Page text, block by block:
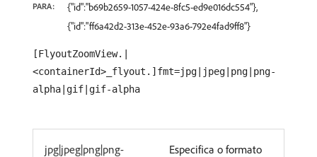
PARA:
{"id":"b69b2659-1057-424e-8fc5-ed9e016dc554"},
{"id":"ff6a42d2-313e-452e-93a6-792e4fad9ff8"}
[FlyoutZoomView.|
<containerId>_flyout.]fmt=jpg|jpeg|png|png-
alpha|gif|gif-alpha
jpg|jpeg|png|png-
Especifica o formato